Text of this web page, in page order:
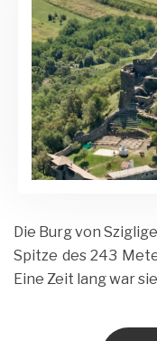
Die Burg von
Spitze des 243
Eine Zeit lang war